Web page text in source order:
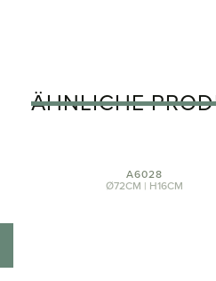
ÄHNLICHE
A6028
Ø72CM | H16CM